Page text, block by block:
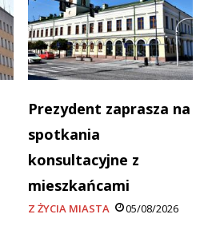
Prezydent zaprasza na
spotkania
konsultacyjne z
mieszkańcami
Z ŻYCIA MIASTA 05/08/2026